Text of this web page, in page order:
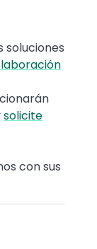
soluciones
solicite
con sus